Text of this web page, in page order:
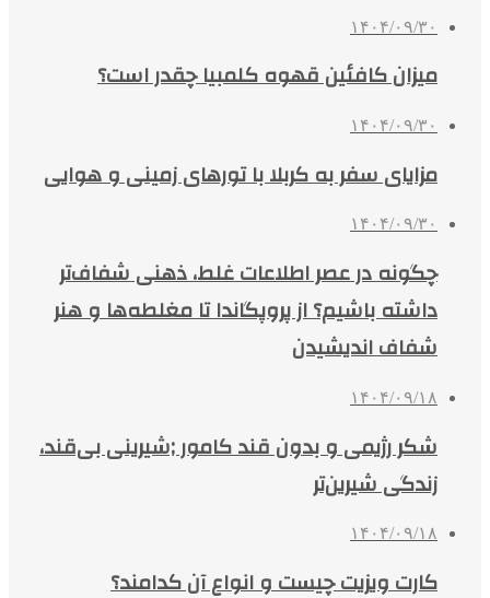
۱۴۰۴/۰۹/۳۰
میزان کافئین قهوه کلمبیا چقدر است؟
۱۴۰۴/۰۹/۳۰
مزایای سفر به کربلا با تورهای زمینی و هوایی
۱۴۰۴/۰۹/۳۰
چگونه در عصر اطلاعات غلط، ذهنی شفاف‌تر
داشته باشیم؟ از پروپگاندا تا مغلطه‌ها و هنر
شفاف اندیشیدن
۱۴۰۴/۰۹/۱۸
شکر رژیمی و بدون قند کامور ;شیرینی بی‌قند،
زندگی شیرین‌تر
۱۴۰۴/۰۹/۱۸
کارت ویزیت چیست و انواع آن کدامند؟